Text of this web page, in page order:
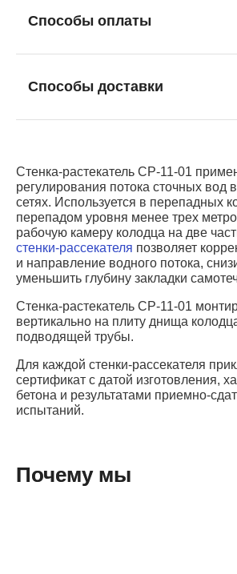
Способы оплаты
Способы доставки
Стенка-растекатель СР-11-01
регулирования потока сточных вод
сетях. Используется в перепадных
перепадом уровня менее трех
рабочую камеру колодца на две
стенки-рассекателя позволяет
и направление водного потока,
уменьшить глубину закладки
Стенка-растекатель СР-11-01
вертикально на плиту днища
подводящей трубы.
Для каждой стенки-рассекателя
сертификат с датой изготовления,
бетона и результатами приемно-
испытаний.
Почему мы